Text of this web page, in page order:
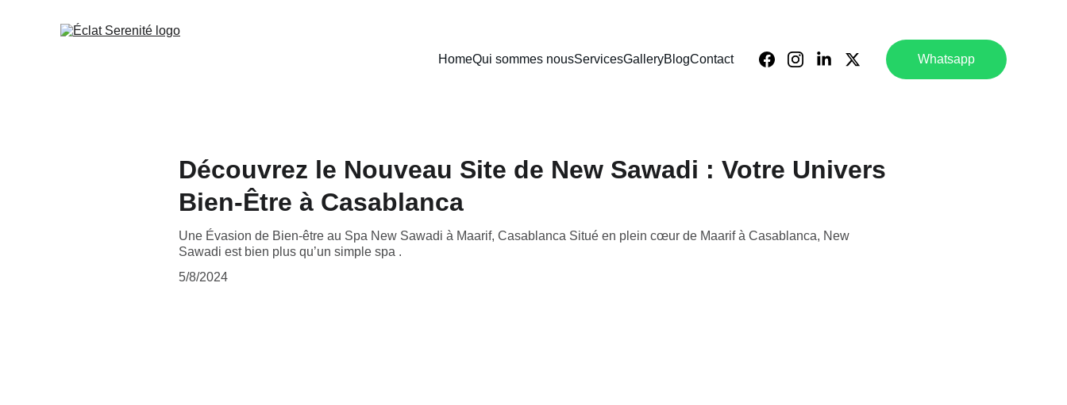
HomeQui sommes nousServicesGalleryBlogContact Whatsapp
Découvrez le Nouveau Site de New Sawadi : Votre Univers
Bien-Être à Casablanca
Une Évasion de Bien-être au Spa New Sawadi à Maarif, Casablanca Situé en plein cœur de Maarif à Casablanca, New
Sawadi est bien plus qu’un simple spa .
5/8/2024